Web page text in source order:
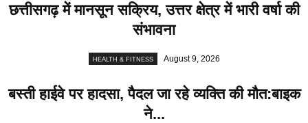
छत्तीसगढ़ में मानसून सक्रिय, उत्तर क्षेत्र में भारी वर्षा की
संभावना
HEALTH & FITNESS August 9, 2026
बस्ती हाईवे पर हादसा, पैदल जा रहे व्यक्ति की मौत:बाइक
ने...